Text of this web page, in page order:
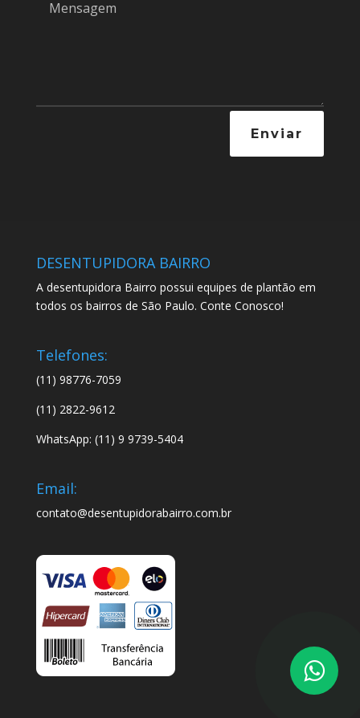
Enviar
DESENTUPIDORA BAIRRO
A desentupidora Bairro possui equipes de plantão em
todos os bairros de São Paulo. Conte Conosco!
Telefones:
(11) 98776-7059
(11) 2822-9612
WhatsApp: (11) 9 9739-5404
Email:
contato@desentupidorabairro.com.br